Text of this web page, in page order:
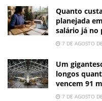
Quanto
planejada
salário já no
7 DE AGOSTO
Um
longos
vencem 91
7 DE AGOSTO